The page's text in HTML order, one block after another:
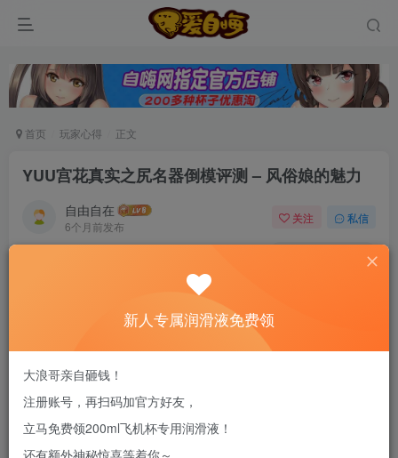
首页 玩家心得 正文
YUU宫花真实之尻名器倒模评测 – 风俗娘的魅力
自由自在
6个月前发布
关注 私信
新老司机速来！注册自嗨网+扫码加好友，即
送200ml润滑液→
进入肠壁区，哇哦，褶皱格外饱满、圆润，触感像
念珠，一轮一轮的刺激，果然是中等偏上的刺激
度。
新人专属润滑液免费领
大浪哥亲自砸钱！
注册账号，再扫码加官方好友，
立马免费领200ml飞机杯专用润滑液！
还有额外神秘惊喜等着你～